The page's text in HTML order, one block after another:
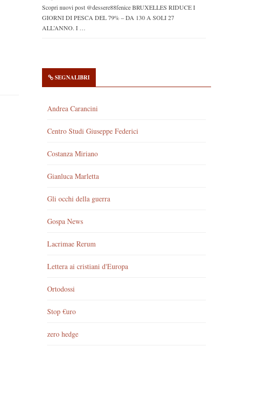
Scopri nuovi post @dessere88fenice BRUXELLES RIDUCE I
GIORNI DI PESCA DEL 79% – DA 130 A SOLI 27
ALL’ANNO. I …
SEGNALIBRI
Andrea Carancini
Centro Studi Giuseppe Federici
Costanza Miriano
Gianluca Marletta
Gli occhi della guerra
Gospa News
Lacrimae Rerum
Lettera ai cristiani d'Europa
Ortodossi
Stop €uro
zero hedge